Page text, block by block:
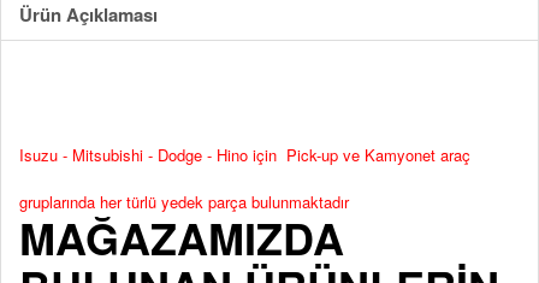
Ürün Açıklaması
Isuzu - Mitsubishi - Dodge - Hino için Pick-up ve Kamyonet araç
gruplarında her türlü yedek parça bulunmaktadır
MAĞAZAMIZDA